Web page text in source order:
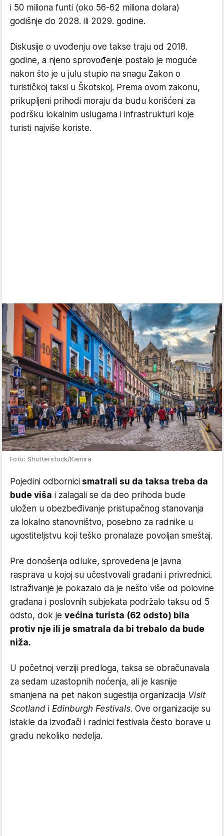
i 50 miliona funti (oko 56-62 miliona dolara)
godišnje do 2028. ili 2029. godine.
Diskusije o uvođenju ove takse traju od 2018.
godine, a njeno sprovođenje postalo je moguće
nakon što je u julu stupio na snagu Zakon o
turističkoj taksi u Škotskoj. Prema ovom zakonu,
prikupljeni prihodi moraju da budu korišćeni za
podršku lokalnim uslugama i infrastrukturi koje
turisti najviše koriste.
Foto: Shutterstock/Kamira
Pojedini odbornici smatrali su da taksa treba da
bude viša i zalagali se da deo prihoda bude
uložen u obezbeđivanje pristupačnog stanovanja
za lokalno stanovništvo, posebno za radnike u
ugostiteljstvu koji teško pronalaze povoljan smeštaj.
Pre donošenja odluke, sprovedena je javna
rasprava u kojoj su učestvovali građani i privrednici.
Istraživanje je pokazalo da je nešto više od polovine
građana i poslovnih subjekata podržalo taksu od 5
odsto, dok je većina turista (62 odsto) bila
protiv nje ili je smatrala da bi trebalo da bude
niža.
U početnoj verziji predloga, taksa se obračunavala
za sedam uzastopnih noćenja, ali je kasnije
smanjena na pet nakon sugestija organizacija Visit
Scotland i Edinburgh Festivals. Ove organizacije su
istakle da izvođači i radnici festivala često borave u
gradu nekoliko nedelja.